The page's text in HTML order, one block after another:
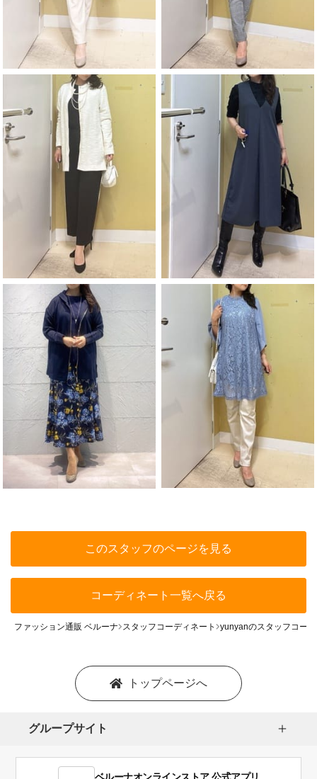
このスタッフのページを見る
コーディネート一覧へ戻る
ファッション通販 ベルーナ スタッフコーディネート yunyanのスタッフコー
トップページへ
グループサイト